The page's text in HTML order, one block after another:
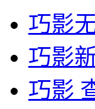
巧影
巧影
巧影